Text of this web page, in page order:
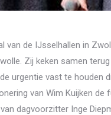
van de IJsselhallen in
Zij keken samen
urgentie vast te houden
van Wim Kuijken
dagvoorzitter Inge